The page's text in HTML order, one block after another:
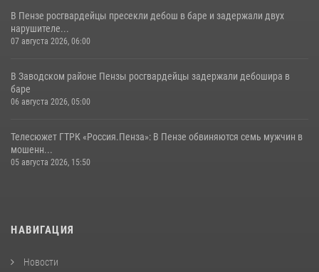
В Пензе росгвардейцы пресекли дебош в баре и задержали двух
нарушителе...
07 августа 2026, 06:00
В Заводском районе Пензы росгвардейцы задержали дебошира в
баре
06 августа 2026, 05:00
Телесюжет ГТРК «Россия.Пенза»: В Пензе обвиняются семь мужчин в
мошенн...
05 августа 2026, 15:50
НАВИГАЦИЯ
Новости